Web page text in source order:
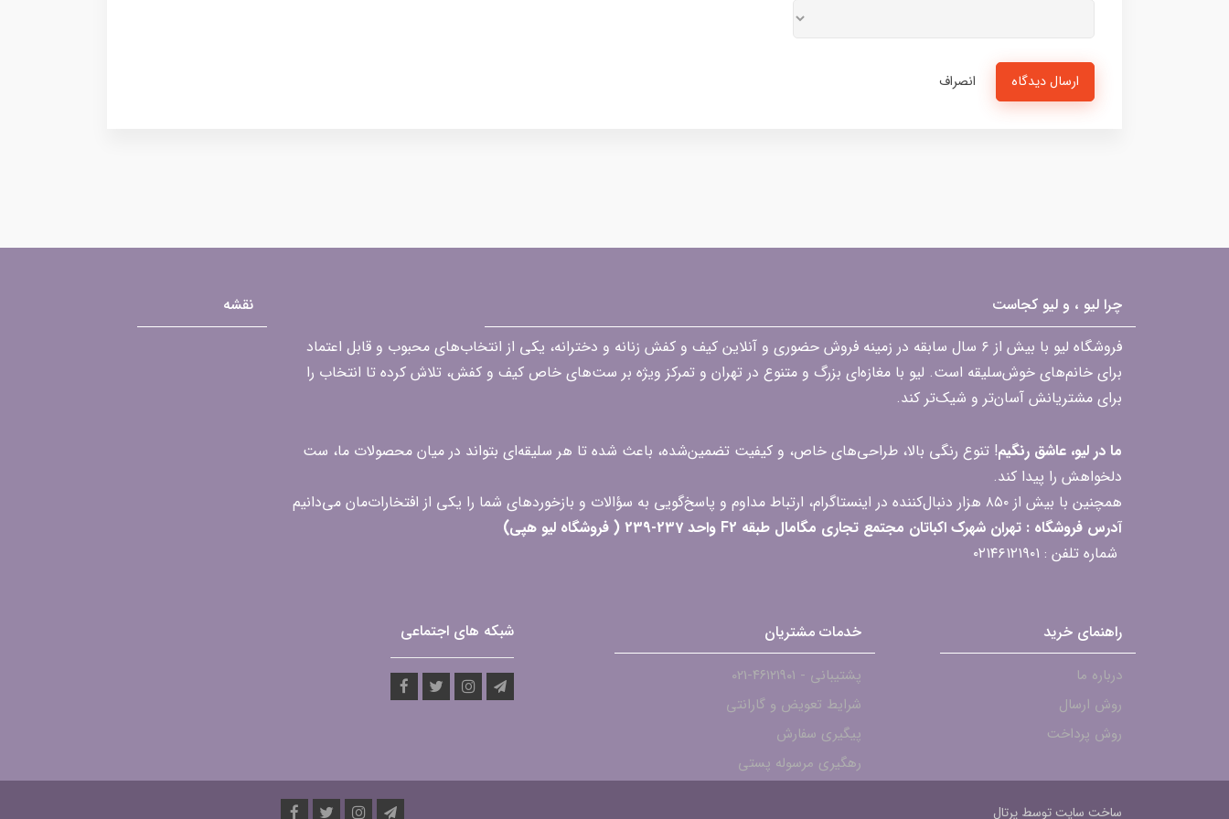
ارسال دیدگاه انصراف
چرا لیو ، و لیو کجاست
فروشگاه لیو با بیش از ۶ سال سابقه در زمینه فروش حضوری و آنلاین کیف و کفش زنانه و دخترانه، یکی از انتخاب‌های محبوب و قابل اعتماد
برای خانم‌های خوش‌سلیقه است. لیو با مغازه‌ای بزرگ و متنوع در تهران و تمرکز ویژه بر ست‌های خاص کیف و کفش، تلاش کرده تا انتخاب را
برای مشتریانش آسان‌تر و شیک‌تر کند.
ما در لیو، عاشق رنگیم! تنوع رنگی بالا، طراحی‌های خاص، و کیفیت تضمین‌شده، باعث شده تا هر سلیقه‌ای بتواند در میان محصولات ما، ست
دلخواهش را پیدا کند.
همچنین با بیش از ۸۵۰ هزار دنبال‌کننده در اینستاگرام، ارتباط مداوم و پاسخ‌گویی به سؤالات و بازخوردهای شما را یکی از افتخارات‌مان می‌دانیم
آدرس فروشگاه : تهران شهرک اکباتان مجتمع تجاری مگامال طبقه F2 واحد 237-239 ( فروشگاه لیو هپی)
شماره تلفن : ۰۲۱۴۶۱۲۱۹۰۱
نقشه
راهنمای خرید
درباره ما
روش ارسال
روش پرداخت
خدمات مشتریان
پشتیبانی - ۴۶۱۲۱۹۰۱-021
شرایط تعویض و گارانتی
پیگیری سفارش
رهگیری مرسوله پستی
شبکه های اجتماعی
ساخت سایت توسط پرتال